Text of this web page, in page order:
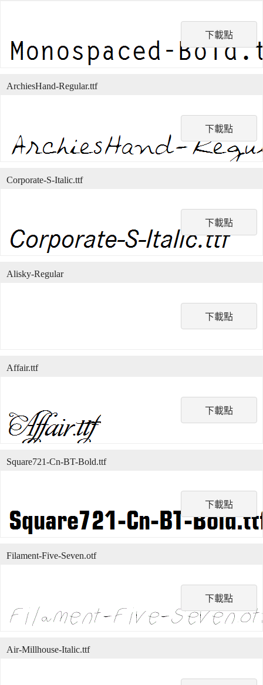
下載點
下載點
ArchiesHand-Regular.ttf
下載點
Corporate-S-Italic.ttf
下載點
Alisky-Regular
下載點
Affair.ttf
下載點
Square721-Cn-BT-Bold.ttf
下載點
Filament-Five-Seven.otf
Air-Millhouse-Italic.ttf